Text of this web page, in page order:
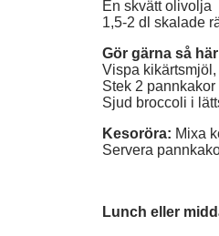
En skvätt olivolja
1,5-2 dl skalade
Gör gärna så
Vispa
Stek 2
Sjud broccoli i
Kesoröra: Mixa
Servera
Lunch eller